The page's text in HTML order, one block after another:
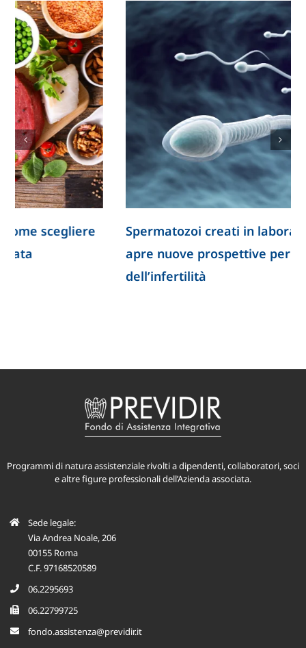
Spermatozoi creati in laboratorio: la ricerca
apre nuove prospettive per lo studio
Programmi di natura assistenziale rivolti a dipendenti, collaboratori, soci
e altre figure professionali dell’Azienda associata.
Sede legale:
Via Andrea Noale, 206
00155 Roma
fondo.assistenza@previdir.it